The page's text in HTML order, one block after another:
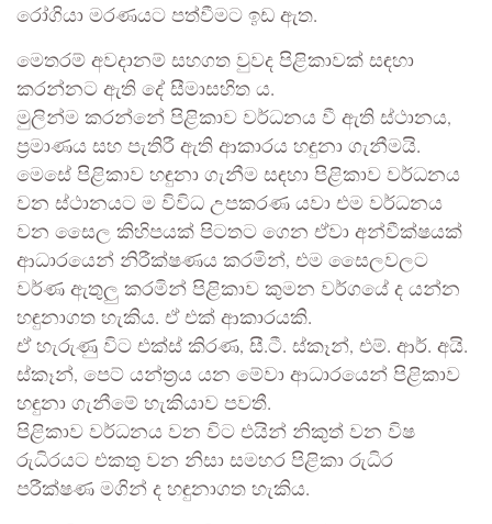
රෝගියා මරණයට පත්වීමට ඉඩ ඇත.
මෙතරම් අවදානම් සහගත වුවද පිළිකාවක් සඳහා
කරන්නට ඇති දේ සීමාසහිත ය.
මුලින්ම කරන්නේ පිළිකාව වර්ධනය වී ඇති ස්ථානය,
ප්‍රමාණය සහ පැතිරී ඇති ආකාරය හඳුනා ගැනීමයි.
මෙසේ පිළිකාව හඳුනා ගැනීම සඳහා පිළිකාව වර්ධනය
වන ස්ථානයට ම විවිධ උපකරණ යවා එම වර්ධනය
වන සෛල කිහිපයක් පිටතට ගෙන ඒවා අන්වීක්ෂයක්
ආධාරයෙන් නිරීක්ෂණය කරමින්, එම සෛලවලට
වර්ණ ඇතුලු කරමින් පිළිකාව කුමන වර්ගයේ ද යන්න
හඳුනාගත හැකිය. ඒ එක් ආකාරයකි.
ඒ හැරුණු විට එක්ස් කිරණ, සී.ටී. ස්කෑන්, එම්. ආර්. අයි.
ස්කෑන්, පෙට් යන්ත්‍රය යන මේවා ආධාරයෙන් පිළිකාව
හඳුනා ගැනීමේ හැකියාව පවතී.
පිළිකාව වර්ධනය වන විට එයින් නිකුත් වන විෂ
රුධිරයට එකතු වන නිසා සමහර පිළිකා රුධිර
පරීක්ෂණ මගින් ද හඳුනාගත හැකිය.